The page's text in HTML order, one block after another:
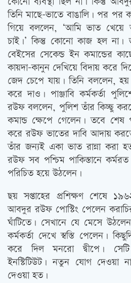
তিনি মাছে-ভাতে বাঙালি। পর পর
গিয়ে বললেন, ‘আমি ভাত
চাই।’ কিন্তু কোনো কাজ হল না।
বেইসের সেকেন্ড ইন কমান্ডের
কায়দা-কানুন দেখিয়ে বিদায় করে
জেদ চেপে যায়। তিনি বললেন,
করে দাও। পাঞ্জাবি কর্মকর্তা
রউফ বললেন, পুলিশ তাঁর কিচ্ছু
কমান্ড ক্ষেপে গেলেন। তবে শেষ
করে রউফ ভাতের দাবি আদায়
তাঁর জন্যই একা ভাত রান্না করা
রউফ সব পশ্চিম পাকিস্তানে কর্মরত
পরিচিত হয়ে উঠলেন।
ছয় সপ্তাহের প্রশিক্ষণ শেষে
আবদুর রউফ পোস্টিং পেলেন
ঘাঁটিতে। সেখানে যে মেসে
কর্মকর্তা দেখে স্বস্তি পেলেন।
করে দিল মনরো দ্বীপে।
ইনস্টিটিউট। নতুন যোগ দেওয়া
দেওয়া হত।